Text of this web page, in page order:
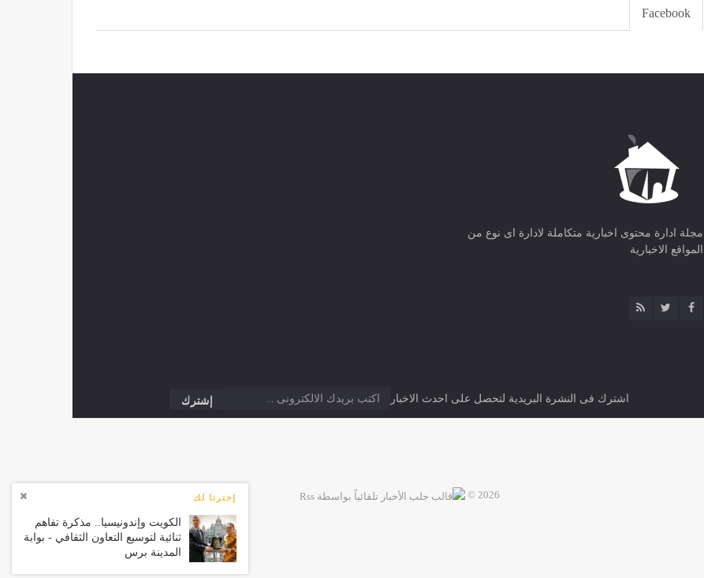
إخترنا لك
الكويت وإندونيسيا.. مذكرة تفاهم
ثنائية لتوسيع التعاون الثقافي - بوابة
المدينة برس
Facebook
مجلة ادارة محتوى اخبارية متكاملة لادارة اى نوع من
المواقع الاخبارية
اشترك فى النشرة البريدية لتحصل على احدث الاخبار
2026 ©